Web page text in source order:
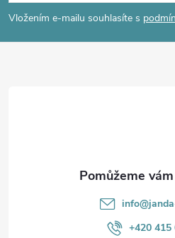
pVložením e-mailu souhlasíte s
info@
+420 415